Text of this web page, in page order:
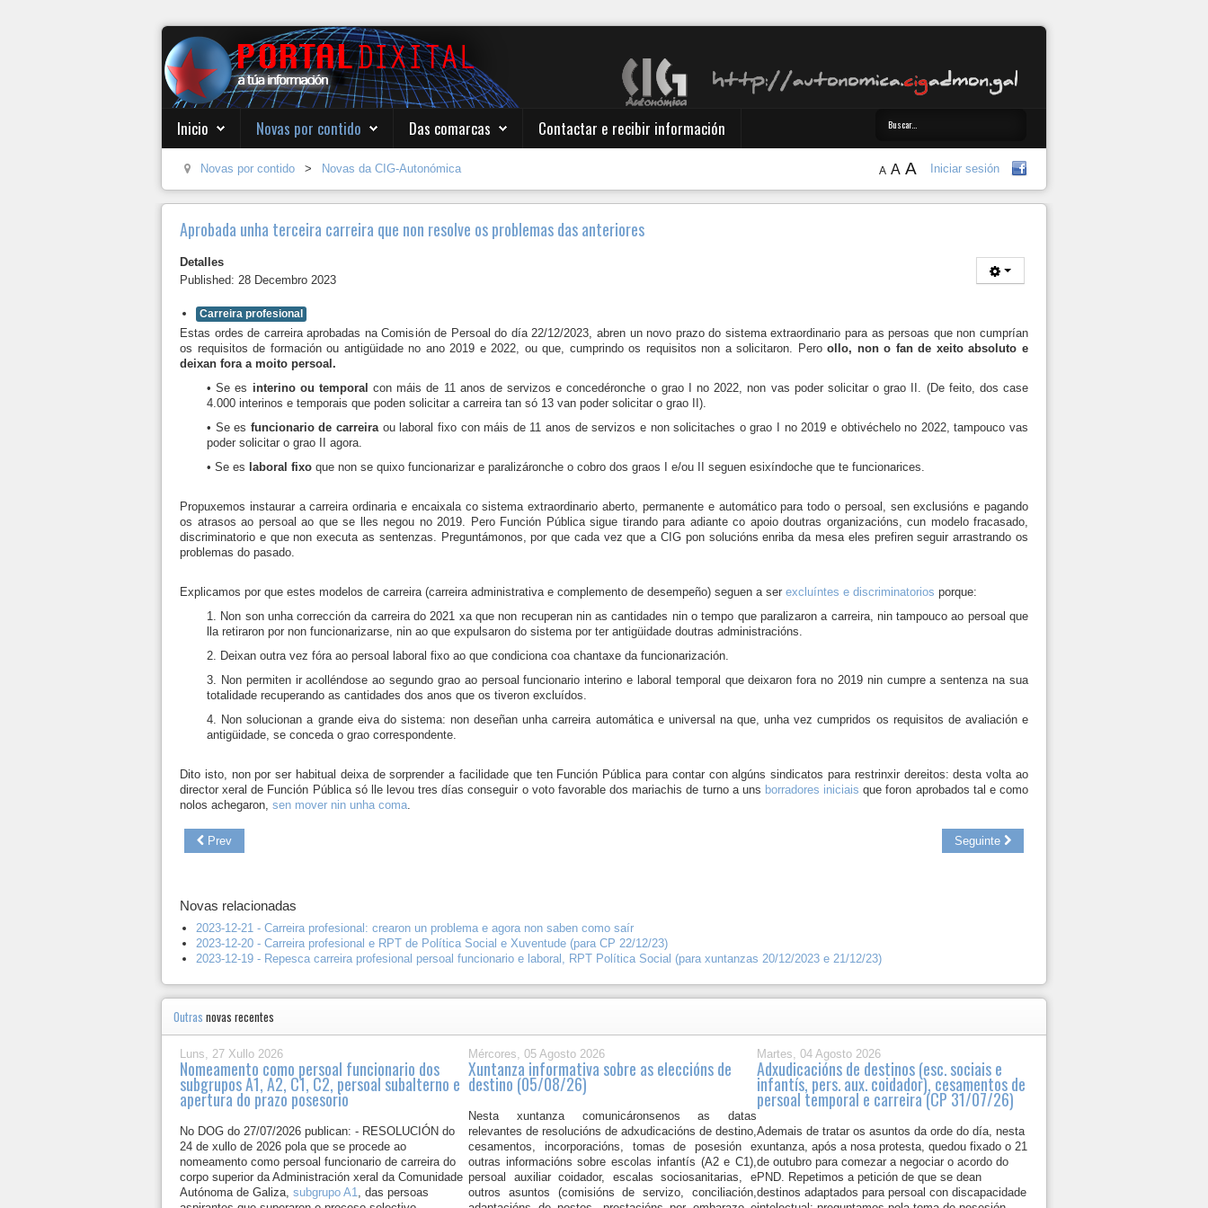
Inicio Novas por contido Das comarcas Contactar e recibir información
Novas por contido > Novas da CIG-Autonómica Iniciar sesión
A A A
Aprobada unha terceira carreira que non resolve os problemas das anteriores
Detalles
Published: 28 Decembro 2023
Carreira profesional
Estas ordes de carreira aprobadas na Comisión de Persoal do día 22/12/2023, abren un novo prazo do sistema extraordinario para as persoas que non cumprían
os requisitos de formación ou antigüidade no ano 2019 e 2022, ou que, cumprindo os requisitos non a solicitaron. Peroollo, non o fan de xeito absoluto e
deixan fora a moito persoal.
• Se es interino ou temporal con máis de 11 anos de servizos e concedéronche o grao I no 2022, non vas poder solicitar o grao II. (De feito, dos case
4.000 interinos e temporais que poden solicitar a carreira tan só 13 van poder solicitar o grao II).
• Se es funcionario de carreiraou laboral fixo con máis de 11 anos de servizos e non solicitaches o grao I no 2019 e obtivéchelo no 2022, tampouco vas
poder solicitar o grao II agora.
• Se es laboral fixo que non se quixo funcionarizar e paralizáronche o cobro dos graos I e/ou II seguen esixíndoche que te funcionarices.
Propuxemos instaurar a carreira ordinaria e encaixala co sistema extraordinario aberto, permanente e automático para todo o persoal, sen exclusións e pagando
os atrasos ao persoal ao que se lles negou no 2019. Pero Función Pública sigue tirando para adiante co apoio doutras organizacións, cun modelo fracasado,
discriminatorio e que non executa as sentenzas. Preguntámonos, por que cada vez que a CIG pon solucións enriba da mesa eles prefiren seguir arrastrando os
problemas do pasado.
Explicamos por que estes modelos de carreira (carreira administrativa e complemento de desempeño) seguen a ser excluíntes e discriminatorios porque:
1. Non son unha corrección da carreira do 2021 xa que non recuperan nin as cantidades nin o tempo que paralizaron a carreira, nin tampouco ao persoal que
lla retiraron por non funcionarizarse, nin ao que expulsaron do sistema por ter antigüidade doutras administracións.
2. Deixan outra vez fóra ao persoal laboral fixo ao que condiciona coa chantaxe da funcionarización.
3. Non permiten ir acolléndose ao segundo grao ao persoal funcionario interino e laboral temporal que deixaron fora no 2019 nin cumpre a sentenza na sua
totalidade recuperando as cantidades dos anos que os tiveron excluídos.
4. Non solucionan a grande eiva do sistema: non deseñan unha carreira automática e universal na que, unha vez cumpridos os requisitos de avaliación e
antigüidade, se conceda o grao correspondente.
Dito isto, non por ser habitual deixa de sorprender a facilidade que ten Función Pública para contar con algúns sindicatos para restrinxir dereitos: desta volta ao
director xeral de Función Pública só lle levou tres días conseguir o voto favorable dos mariachis de turno a uns borradores iniciais que foron aprobados tal e como
nolos achegaron, sen mover nin unha coma.
Prev Seguinte
Novas relacionadas
2023-12-21 - Carreira profesional: crearon un problema e agora non saben como saír
2023-12-20 - Carreira profesional e RPT de Política Social e Xuventude (para CP 22/12/23)
2023-12-19 - Repesca carreira profesional persoal funcionario e laboral, RPT Política Social (para xuntanzas 20/12/2023 e 21/12/23)
Outras novas recentes
Luns, 27 Xullo 2026
Nomeamento como persoal funcionario dos
subgrupos A1, A2, C1, C2, persoal subalterno e
apertura do prazo posesorio
No DOG do 27/07/2026 publican: - RESOLUCIÓN do
24 de xullo de 2026 pola que se procede ao
nomeamento como persoal funcionario de carreira do
corpo superior da Administración xeral da Comunidade
Autónoma de Galiza, subgrupo A1, das persoas
Mércores, 05 Agosto 2026
Xuntanza informativa sobre as eleccións de
destino (05/08/26)
Nesta xuntanza comunicáronsenos as datas
relevantes de resolucións de adxudicacións de destino,
cesamentos, incorporacións, tomas de posesión e
outras informacións sobre escolas infantís (A2 e C1),
persoal auxiliar coidador, escalas sociosanitarias, e
outros asuntos (comisións de servizo, conciliación,
Martes, 04 Agosto 2026
Adxudicacións de destinos (esc. sociais e
infantís, pers. aux. coidador), cesamentos de
persoal temporal e carreira (CP 31/07/26)
Ademais de tratar os asuntos da orde do día, nesta
xuntanza, após a nosa protesta, quedou fixado o 21
de outubro para comezar a negociar o acordo do
PND. Repetimos a petición de que se dean
destinos adaptados para persoal con discapacidade